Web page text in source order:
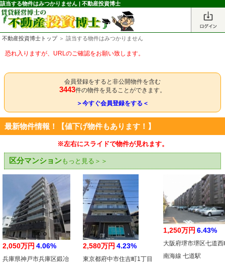
該当する物件はみつかりません | 不動産投資博士
不動産投資博士トップ＞ 該当する物件はみつかりません
恐れ入りますが、URLのご確認をお願い致します。
会員登録をすると非公開物件を含む
3443件の物件を見ることができます。
＞今すぐ会員登録をする＜
最新物件情報！【値下げ物件もあります！】
※左右にスライドで物件が見れます。
区分マンションもっと見る＞＞
2,050万円 4.06%
兵庫県神戸市兵庫区鍛冶
2,580万円 4.23%
東京都府中市住吉町1丁目
1,250万円 6.43%
大阪府堺市堺区七道西
南海線 七道駅